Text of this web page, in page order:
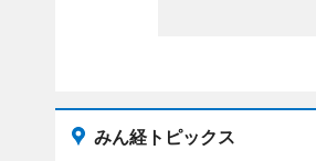
みん経トピックス